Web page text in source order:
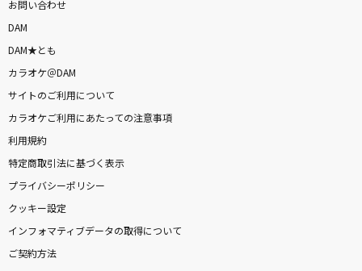
[生音]翼
藍井エイル
ドンブーダオドォドンダイ
タンジェンツー
わたしに花束
お問い合わせ
DAM
DAM★とも
カラオケ＠DAM
サイトのご利用について
カラオケご利用にあたっての注意事項
利用規約
特定商取引法に基づく表示
プライバシーポリシー
クッキー設定
インフォマティブデータの取得について
ご契約方法